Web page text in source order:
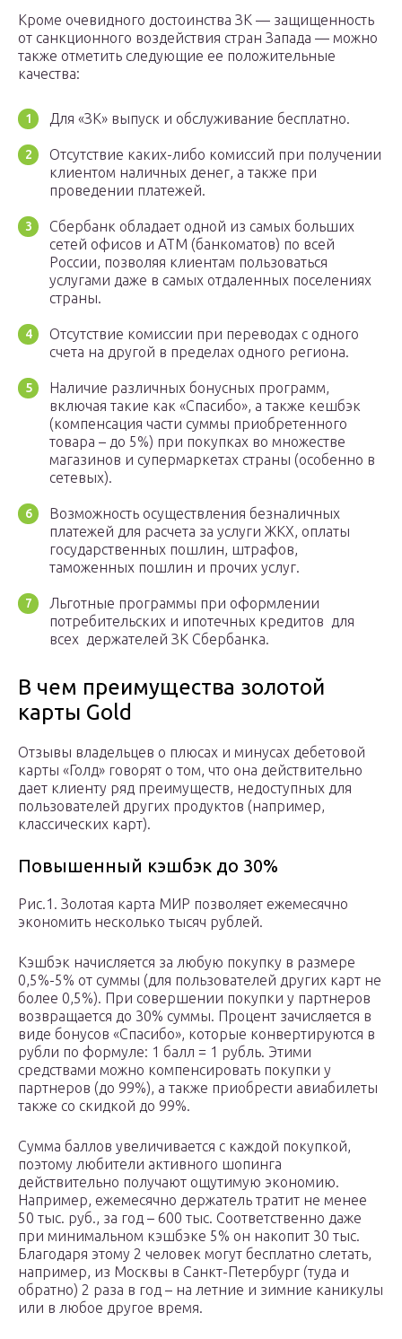
Кроме очевидного достоинства ЗК — защищенность
от санкционного воздействия стран Запада — можно
также отметить следующие ее положительные
качества:
Для «ЗК» выпуск и обслуживание бесплатно.
Отсутствие каких-либо комиссий при получении
клиентом наличных денег, а также при
проведении платежей.
Сбербанк обладает одной из самых больших
сетей офисов и АТМ (банкоматов) по всей
России, позволяя клиентам пользоваться
услугами даже в самых отдаленных поселениях
страны.
Отсутствие комиссии при переводах с одного
счета на другой в пределах одного региона.
Наличие различных бонусных программ,
включая такие как «Спасибо», а также кешбэк
(компенсация части суммы приобретенного
товара – до 5%) при покупках во множестве
магазинов и супермаркетах страны (особенно в
сетевых).
Возможность осуществления безналичных
платежей для расчета за услуги ЖКХ, оплаты
государственных пошлин, штрафов,
таможенных пошлин и прочих услуг.
Льготные программы при оформлении
потребительских и ипотечных кредитов для
всех держателей ЗК Сбербанка.
В чем преимущества золотой
карты Gold
Отзывы владельцев о плюсах и минусах дебетовой
карты «Голд» говорят о том, что она действительно
дает клиенту ряд преимуществ, недоступных для
пользователей других продуктов (например,
классических карт).
Повышенный кэшбэк до 30%
Рис.1. Золотая карта МИР позволяет ежемесячно
экономить несколько тысяч рублей.
Кэшбэк начисляется за любую покупку в размере
0,5%-5% от суммы (для пользователей других карт не
более 0,5%). При совершении покупки у партнеров
возвращается до 30% суммы. Процент зачисляется в
виде бонусов «Спасибо», которые конвертируются в
рубли по формуле: 1 балл = 1 рубль. Этими
средствами можно компенсировать покупки у
партнеров (до 99%), а также приобрести авиабилеты
также со скидкой до 99%.
Сумма баллов увеличивается с каждой покупкой,
поэтому любители активного шопинга
действительно получают ощутимую экономию.
Например, ежемесячно держатель тратит не менее
50 тыс. руб., за год – 600 тыс. Соответственно даже
при минимальном кэшбэке 5% он накопит 30 тыс.
Благодаря этому 2 человек могут бесплатно слетать,
например, из Москвы в Санкт-Петербург (туда и
обратно) 2 раза в год – на летние и зимние каникулы
или в любое другое время.